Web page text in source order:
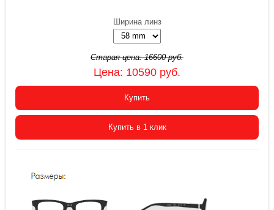
Ширина линз
Старая цена:16600руб.
Цена: 10590 руб.
Купить
Купить в 1 клик